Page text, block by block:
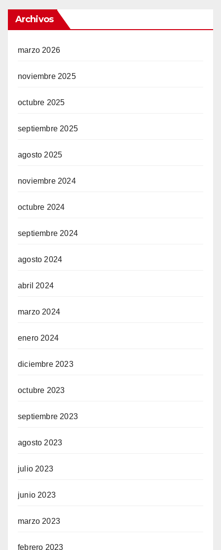
Archivos
marzo 2026
noviembre 2025
octubre 2025
septiembre 2025
agosto 2025
noviembre 2024
octubre 2024
septiembre 2024
agosto 2024
abril 2024
marzo 2024
enero 2024
diciembre 2023
octubre 2023
septiembre 2023
agosto 2023
julio 2023
junio 2023
marzo 2023
febrero 2023